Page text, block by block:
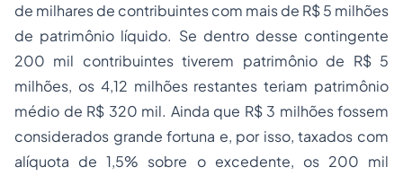
de milhares de contribuintes com mais de R$ 5 milhões
de patrimônio líquido. Se dentro desse contingente
200 mil contribuintes tiverem patrimônio de R$ 5
milhões, os 4,12 milhões restantes teriam patrimônio
médio de R$ 320 mil. Ainda que R$ 3 milhões fossem
considerados grande fortuna e, por isso, taxados com
alíquota de 1,5% sobre o excedente, os 200 mil